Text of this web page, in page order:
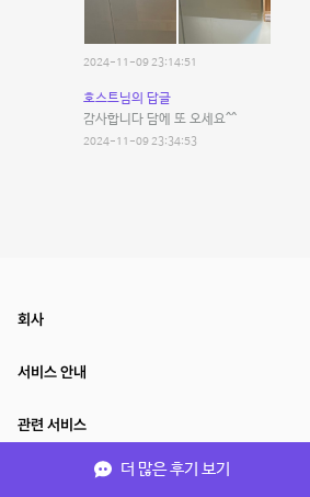
2024-11-09 23:14:51
호스트님의 답글
감사합니다 담에 또 오세요^^
2024-11-09 23:34:53
더 많은 후기 보기
회사
서비스 안내
관련 서비스